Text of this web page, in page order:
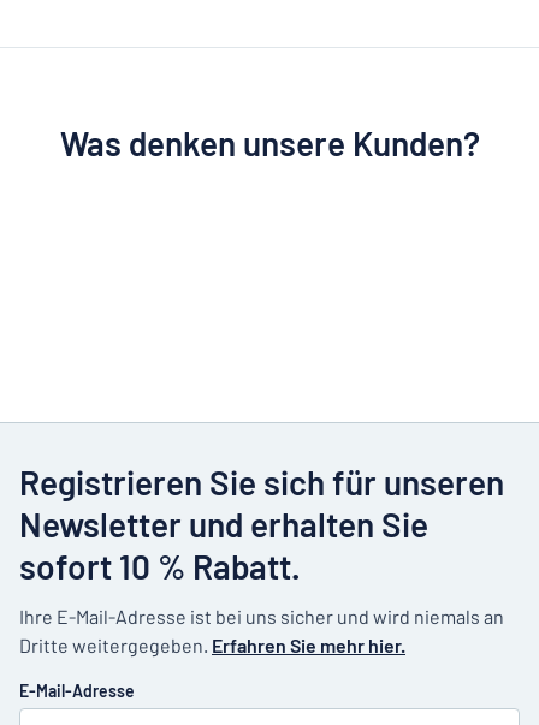
Was denken unsere Kunden?
Registrieren Sie sich für unseren
Newsletter und erhalten Sie
sofort 10 % Rabatt.
Ihre E-Mail-Adresse ist bei uns sicher und wird niemals an
Dritte weitergegeben. Erfahren Sie mehr hier.
E-Mail-Adresse